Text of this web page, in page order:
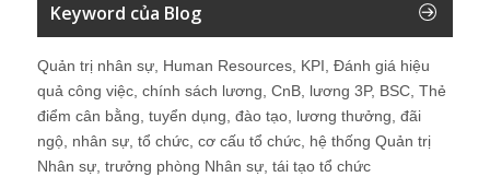
Keyword của Blog
Quản trị nhân sự, Human Resources, KPI, Đánh giá hiệu
quả công việc, chính sách lương, CnB, lương 3P, BSC, Thẻ
điểm cân bằng, tuyển dụng, đào tạo, lương thưởng, đãi
ngộ, nhân sự, tổ chức, cơ cấu tổ chức, hệ thống Quản trị
Nhân sự, trưởng phòng Nhân sự, tái tạo tổ chức